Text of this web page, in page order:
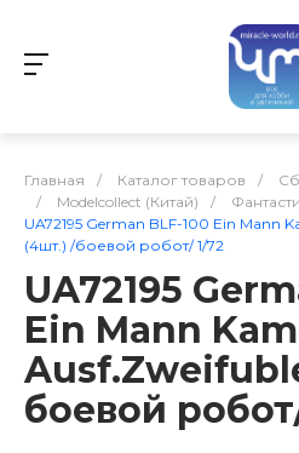
Главная / Каталог товаров /
/
Modelcollect (Китай) /
UA72195 German BLF-100 Ein Mann
(4шт.) /боевой робот/ 1/72
UA72195
Ein Mann
боевой